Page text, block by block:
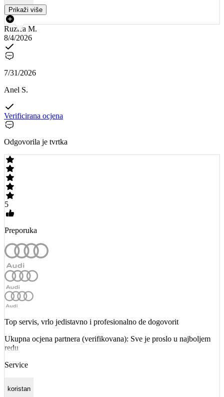
Prikaži više
Ruzica M.
8/4/2026
7/31/2026
Anel S.
Verificirana ocjena
Odgovorila je tvrtka
5
Preporuka
Top servis, vrlo jedistavno i profesionalno de dogovorit
Ukupna ocjena partnera (verifikovana): Sve je proslo u najboljem
redu
Service
koristan